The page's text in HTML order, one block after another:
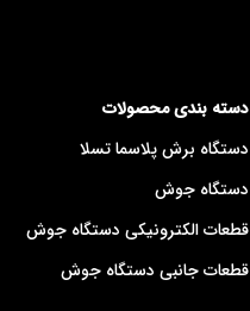
دسته بندی محصولات
دستگاه برش پلاسما تسلا
دستگاه جوش
قطعات الکترونیکی دستگاه جوش
قطعات جانبی دستگاه جوش